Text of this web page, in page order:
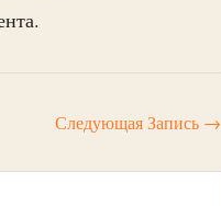
Следующая Запись →